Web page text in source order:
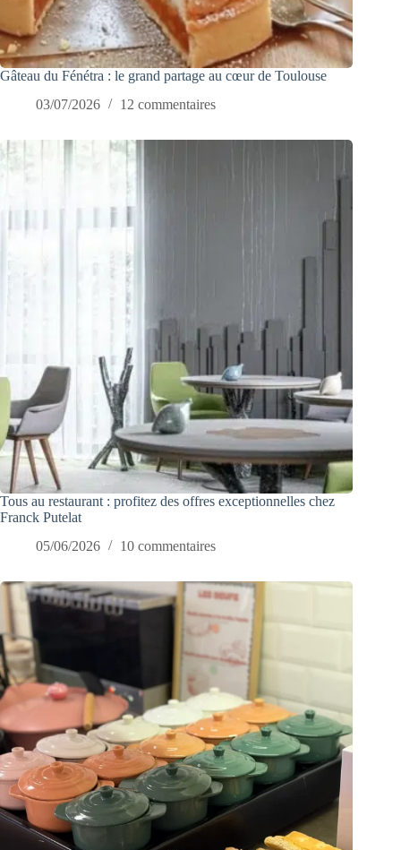
Gâteau du Fénétra : le grand partage au cœur de Toulouse
03/07/2026
12 commentaires
Tous au restaurant : profitez des offres exceptionnelles chez
Franck Putelat
05/06/2026
10 commentaires